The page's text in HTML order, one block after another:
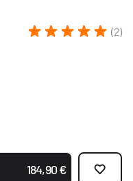
(2)
184,90 €